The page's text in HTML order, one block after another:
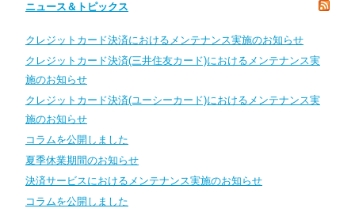
ニュース＆トピックス
クレジットカード決済におけるメンテナンス実施のお知らせ
クレジットカード決済(三井住友カード)におけるメンテナンス実
施のお知らせ
クレジットカード決済(ユーシーカード)におけるメンテナンス実
施のお知らせ
コラムを公開しました
夏季休業期間のお知らせ
決済サービスにおけるメンテナンス実施のお知らせ
コラムを公開しました